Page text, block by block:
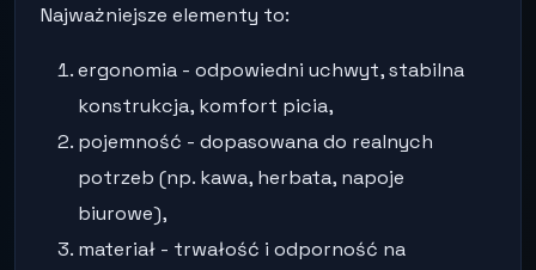
Najważniejsze elementy to:
ergonomia - odpowiedni uchwyt, stabilna
konstrukcja, komfort picia,
pojemność - dopasowana do realnych
potrzeb (np. kawa, herbata, napoje
biurowe),
materiał - trwałość i odporność na